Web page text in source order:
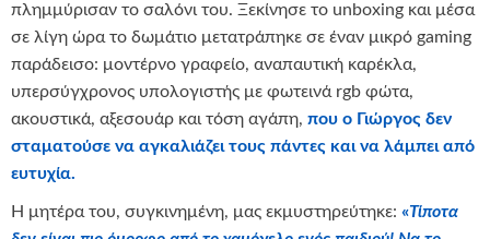
πλημμύρισαν το σαλόνι του. Ξεκίνησε το unboxing και μέσα
σε λίγη ώρα το δωμάτιο μετατράπηκε σε έναν μικρό gaming
παράδεισο: μοντέρνο γραφείο, αναπαυτική καρέκλα,
υπερσύγχρονος υπολογιστής με φωτεινά rgb φώτα,
ακουστικά, αξεσουάρ και τόση αγάπη, που ο Γιώργος δεν
σταματούσε να αγκαλιάζει τους πάντες και να λάμπει από
ευτυχία.
Η μητέρα του, συγκινημένη, μας εκμυστηρεύτηκε: «Τίποτα